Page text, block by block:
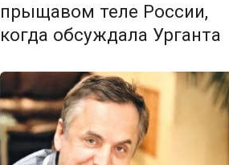
прыщавом теле России,
когда обсуждала Урганта